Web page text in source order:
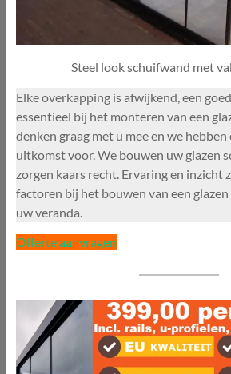
Steel look schuifwand met
Elke overkapping is afwijkend, een
essentieel bij het monteren van een
denken graag met u mee en we hebben
uitkomst voor. We bouwen uw glazen
zorgen kaars recht. Ervaring en inzicht
factoren bij het bouwen van een
uw veranda.
Offerte aanvragen